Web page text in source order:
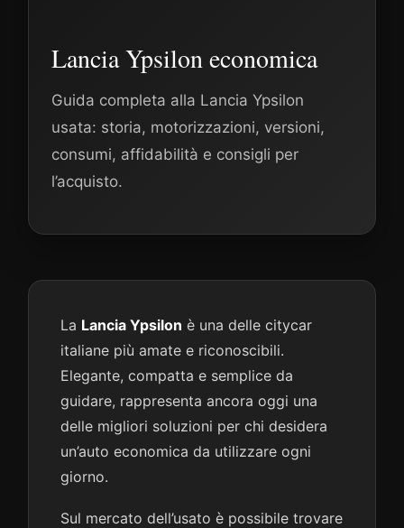
Lancia Ypsilon economica
Guida completa alla Lancia Ypsilon
usata: storia, motorizzazioni, versioni,
consumi, affidabilità e consigli per
l’acquisto.
La Lancia Ypsilon è una delle citycar
italiane più amate e riconoscibili.
Elegante, compatta e semplice da
guidare, rappresenta ancora oggi una
delle migliori soluzioni per chi desidera
un’auto economica da utilizzare ogni
giorno.
Sul mercato dell’usato è possibile trovare